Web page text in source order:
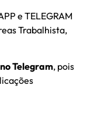
e TELEGRAM
Trabalhista,
Telegram, pois